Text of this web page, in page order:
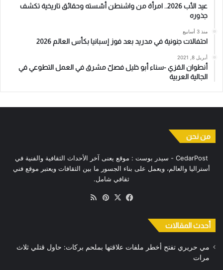
عيد الأب 2026.. امرأة من واشنطن أسّسته وحقائق تاريخية تكشف
جذوره
منذ 3 أسابيع
احتفالات جنونية في مدريد بعد فوز إسبانيا بكأس العالم 2026
أبريل 8, 2021
أنطوان القزي -سناء أبو خليل فصلّ مشرق في العمل التطوعي في
الجالية العربية
من نحن
CedarPost - سيدر بوست : موقع يعنى آخر الأحداث الثقافية والفنية في
أستراليا والعالم، ويعمل على بناء الجسور ما بين الثقافات ويعتبر موقع فني
ثقافي شامل.
فيسبوك
‫X بينتيريست
أحدث المقالات
مي حريري تفتح أخطر ملفات علاقتها بملحم بركات: حاول قتلي ثلاث
مرات